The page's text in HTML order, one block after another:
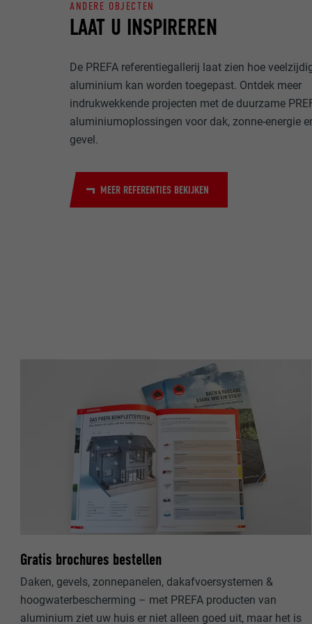
LAAT U INSPIREREN
ANDERE OBJECTEN
De PREFA referentiegallerij laat zien hoe
aluminium kan worden toegepast. Ontdek meer
indrukwekkende projecten met de duurzame
aluminiumoplossingen voor dak, zonne-energie
gevel.
MEER REFERENTIES BEKIJKEN
Gratis brochures bestellen
Daken, gevels, zonnepanelen, dakafvoersystemen &
hoogwaterbescherming – met PREFA producten van
aluminium ziet uw huis er niet alleen goed uit, maar het is
NAAM
VERVALTIJD
DOEL
DOEL
DOEL
MARKETING &
"Marketing &
gebruikt om
websites te
meer nodig
DOEL